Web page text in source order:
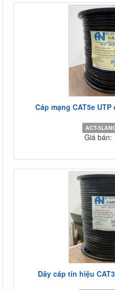
Cáp mạng CAT5e
ACT-
Giá bán:
Dây cáp tín hiệu